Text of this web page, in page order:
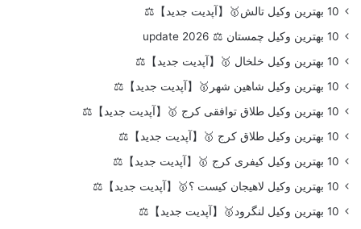
10 بهترین وکیل تالش🥇【آپدیت جدید】⚖️
10 بهترین وکیل چمستان ⚖️ update 2026
10 بهترین وکیل خلخال 🥇【آپدیت جدید】⚖️
10 بهترین وکیل شاهین شهر🥇【آپدیت جدید】⚖️
10 بهترین وکیل طلاق توافقی کرج 🥇【آپدیت جدید】⚖️
10 بهترین وکیل طلاق کرج 🥇【آپدیت جدید】⚖️
10 بهترین وکیل کیفری کرج 🥇【آپدیت جدید】⚖️
10 بهترین وکیل لاهیجان کیست ؟🥇【آپدیت جدید】⚖️
10 بهترین وکیل لنگرود🥇【آپدیت جدید】⚖️